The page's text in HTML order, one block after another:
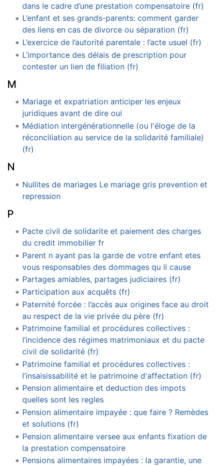
dans le cadre d’une prestation compensatoire (fr)
L’enfant et ses grands-parents: comment garder
des liens en cas de divorce ou séparation (fr)
L’exercice de l’autorité parentale : l’acte usuel (fr)
L’importance des délais de prescription pour
contester un lien de filiation (fr)
M
Mariage et expatriation anticiper les enjeux
juridiques avant de dire oui
Médiation intergénérationnelle (ou l'éloge de la
réconciliation au service de la solidarité familiale)
(fr)
N
Nullites de mariages Le mariage gris prevention et
repression
P
Pacte civil de solidarite et paiement des charges
du credit immobilier fr
Parent n ayant pas la garde de votre enfant etes
vous responsables des dommages qu il cause
Partages amiables, partages judiciaires (fr)
Participation aux acquêts (fr)
Paternité forcée : l’accès aux origines face au droit
au respect de la vie privée du père (fr)
Patrimoine familial et procédures collectives :
l’incidence des régimes matrimoniaux et du pacte
civil de solidarité (fr)
Patrimoine familial et procédures collectives :
l’insaisissabilité et le patrimoine d'affectation (fr)
Pension alimentaire et deduction des impots
quelles sont les regles
Pension alimentaire impayée : que faire ? Remèdes
et solutions (fr)
Pension alimentaire versee aux enfants fixation de
la prestation compensatoire
Pensions alimentaires impayées : la garantie, une